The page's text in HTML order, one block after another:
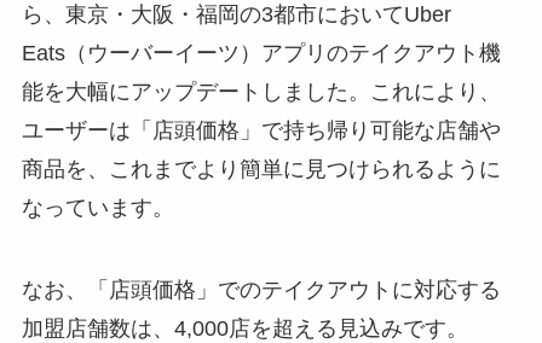
ら、東京・大阪・福岡の3都市においてUber
Eats（ウーバーイーツ）アプリのテイクアウト機
能を大幅にアップデートしました。これにより、
ユーザーは「店頭価格」で持ち帰り可能な店舗や
商品を、これまでより簡単に見つけられるように
なっています。
なお、「店頭価格」でのテイクアウトに対応する
加盟店舗数は、4,000店を超える見込みです。